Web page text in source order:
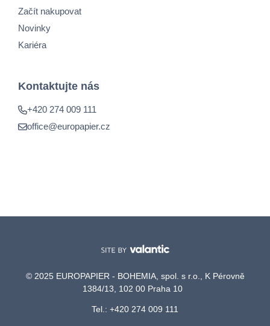
Začít nakupovat
Novinky
Kariéra
Kontaktujte nás
+420 274 009 111
office@europapier.cz
© 2025 EUROPAPIER - BOHEMIA, spol. s r.o., K Pérovně
1384/13, 102 00 Praha 10
Tel.: +420 274 009 111